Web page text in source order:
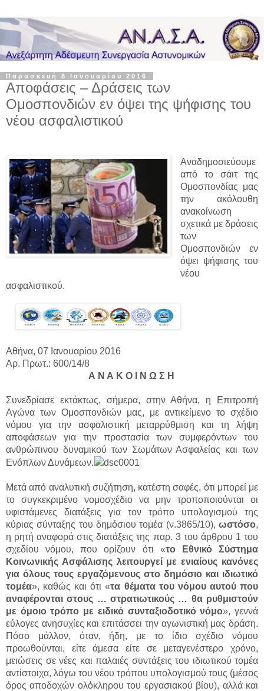
Παρασκευή 8 Ιανουαρίου 2016
Αποφάσεις – Δράσεις των
Ομοσπονδιών εν όψει της ψήφισης του
νέου ασφαλιστικού
Αναδημοσιεύουμε
από το σάιτ της
Ομοσπονδίας μας
την ακόλουθη
ανακοίνωση
σχετικά με δράσεις
των
Ομοσπονδιών εν
όψει ψήφισης του
νέου
ασφαλιστικού.
Αθήνα, 07 Ιανουαρίου 2016
Αρ. Πρωτ.: 600/14/8
Α Ν Α Κ Ο Ι Ν Ω Σ Η
Συνεδρίασε εκτάκτως, σήμερα, στην Αθήνα, η Επιτροπή
Αγώνα των Ομοσπονδιών μας, με αντικείμενο το σχέδιο
νόμου για την ασφαλιστική μεταρρύθμιση και τη λήψη
αποφάσεων για την προστασία των συμφερόντων του
ανθρώπινου δυναμικού των Σωμάτων Ασφαλείας και των
Ενόπλων Δυνάμεων.
Μετά από αναλυτική συζήτηση, κατέστη σαφές, ότι μπορεί με
το συγκεκριμένο νομοσχέδιο να μην τροποποιούνται οι
υφιστάμενες διατάξεις για τον τρόπο υπολογισμού της
κύριας σύνταξης του δημόσιου τομέα (ν.3865/10), ωστόσο,
η ρητή αναφορά στις διατάξεις της παρ. 3 του άρθρου 1 του
σχεδίου νόμου, που ορίζουν ότι «το Εθνικό Σύστημα
Κοινωνικής Ασφάλισης λειτουργεί με ενιαίους κανόνες
για όλους τους εργαζόμενους στο δημόσιο και ιδιωτικό
τομέα», καθώς και ότι «τα θέματα του νόμου αυτού που
αναφέρονται στους … στρατιωτικούς … θα ρυθμιστούν
με όμοιο τρόπο με ειδικό συνταξιοδοτικό νόμο», γεννά
εύλογες ανησυχίες και επιτάσσει την αγωνιστική μας δράση.
Πόσο μάλλον, όταν, ήδη, με το ίδιο σχέδιο νόμου
προωθούνται, είτε άμεσα είτε σε μεταγενέστερο χρόνο,
μειώσεις σε νέες και παλαιές συντάξεις του ιδιωτικού τομέα
αντίστοιχα, λόγω του νέου τρόπου υπολογισμού τους (μέσος
όρος αποδοχών ολόκληρου του εργασιακού βίου), αλλά και